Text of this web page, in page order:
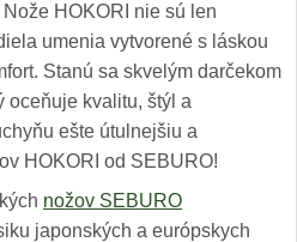
HOKORI nie sú len
umenia vytvorené s láskou
Stanú sa skvelým darčekom
oceňuje kvalitu, štýl a
ešte útulnejšiu a
HOKORI od SEBURO!
nožov SEBURO
japonských a európskych